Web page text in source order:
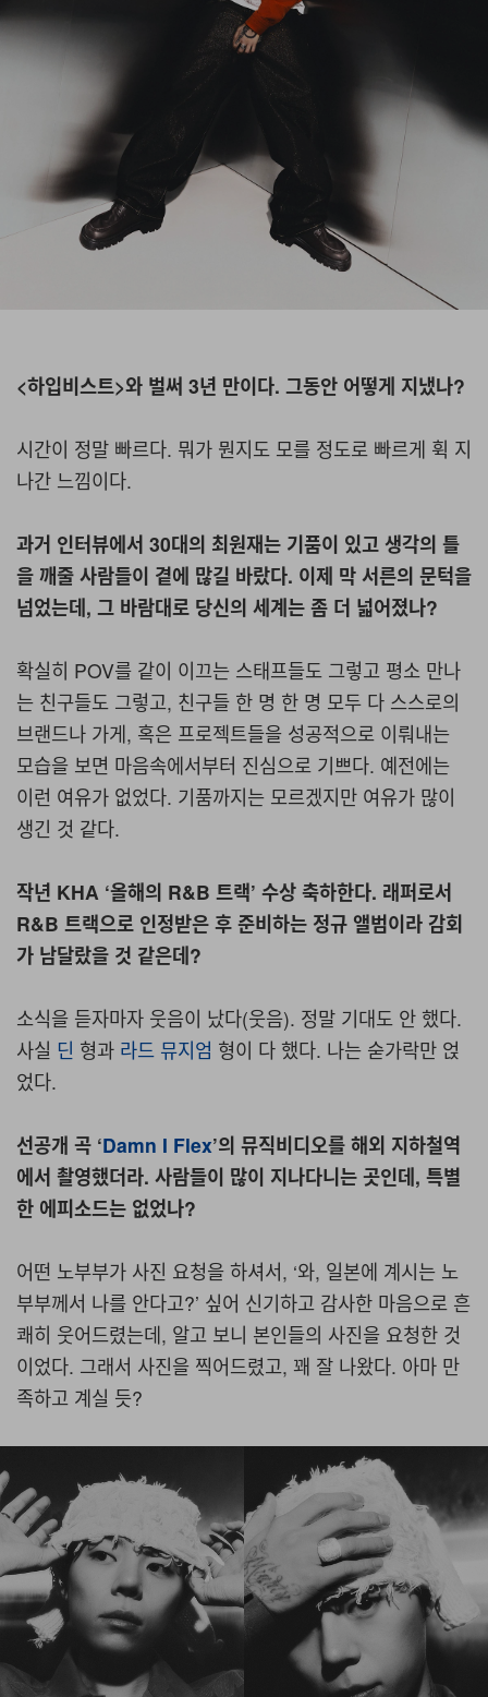
<하입비스트>와 벌써 3년 만이다. 그동안 어떻게 지냈나?
시간이 정말 빠르다. 뭐가 뭔지도 모를 정도로 빠르게 휙 지
나간 느낌이다.
과거 인터뷰에서 30대의 최원재는 기품이 있고 생각의 틀
을 깨줄 사람들이 곁에 많길 바랐다. 이제 막 서른의 문턱을
넘었는데, 그 바람대로 당신의 세계는 좀 더 넓어졌나?
확실히 POV를 같이 이끄는 스태프들도 그렇고 평소 만나
는 친구들도 그렇고, 친구들 한 명 한 명 모두 다 스스로의
브랜드나 가게, 혹은 프로젝트들을 성공적으로 이뤄내는
모습을 보면 마음속에서부터 진심으로 기쁘다. 예전에는
이런 여유가 없었다. 기품까지는 모르겠지만 여유가 많이
생긴 것 같다.
작년 KHA ‘올해의 R&B 트랙’ 수상 축하한다. 래퍼로서
R&B 트랙으로 인정받은 후 준비하는 정규 앨범이라 감회
가 남달랐을 것 같은데?
소식을 듣자마자 웃음이 났다(웃음). 정말 기대도 안 했다.
사실 딘 형과 라드 뮤지엄 형이 다 했다. 나는 숟가락만 얹
었다.
선공개 곡 ‘Damn I Flex’의 뮤직비디오를 해외 지하철역
에서 촬영했더라. 사람들이 많이 지나다니는 곳인데, 특별
한 에피소드는 없었나?
어떤 노부부가 사진 요청을 하셔서, ‘와, 일본에 계시는 노
부부께서 나를 안다고?’ 싶어 신기하고 감사한 마음으로 흔
쾌히 웃어드렸는데, 알고 보니 본인들의 사진을 요청한 것
이었다. 그래서 사진을 찍어드렸고, 꽤 잘 나왔다. 아마 만
족하고 계실 듯?